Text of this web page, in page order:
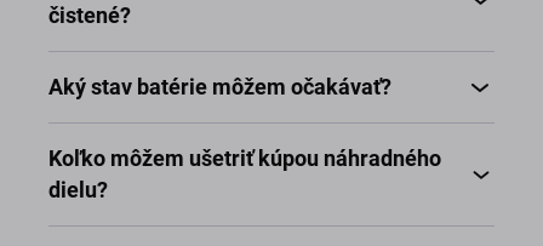
čistené?
Aký stav batérie môžem očakávať?
Koľko môžem ušetriť kúpou náhradného
dielu?